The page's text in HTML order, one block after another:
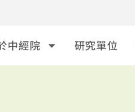
中經院 研究單位